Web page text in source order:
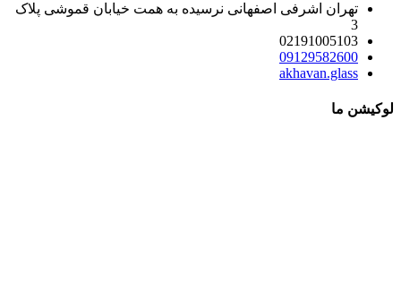
تهران اشرفی اصفهانی نرسیده به همت خیابان قموشی پلاک
3
02191005103
09129582600
akhavan.glass
لوکیشن ما